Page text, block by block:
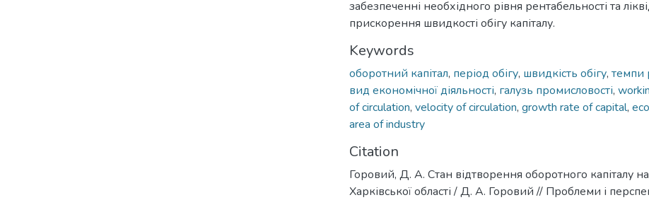
забезпеченні необхідного рівня рентабельності та
прискорення швидкості обігу капіталу.
Keywords
оборотний капітал, період обігу, швидкість обігу, темпи
вид економічної діяльності, галузь промисловості,
of circulation, velocity of circulation, growth rate of capital,
area of industry
Citation
Горовий, Д. А. Стан відтворення оборотного капіталу
Харківської області / Д. А. Горовий // Проблеми і